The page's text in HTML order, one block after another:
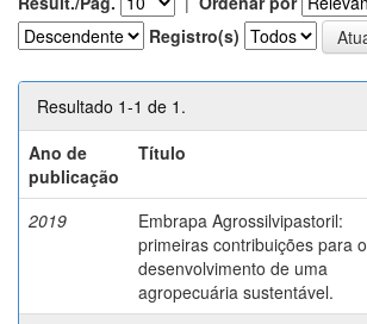
Registro(s)
Resultado 1-1 de 1.
Ano de
publicação
Título
2019
Embrapa Agrossilvipastoril:
primeiras contribuições para o
desenvolvimento de uma
agropecuária sustentável.